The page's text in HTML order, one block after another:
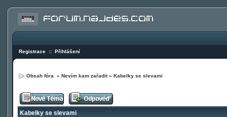
Registrace :: Přihlášení
Obsah fóra » Nevím kam zařadit» Kabelky se slevami
Kabelky se slevami